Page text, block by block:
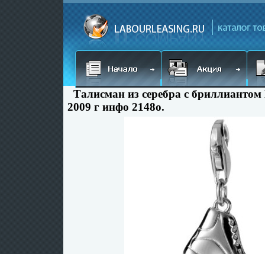
Талисман из серебра с
2009 г инфо 2148o.